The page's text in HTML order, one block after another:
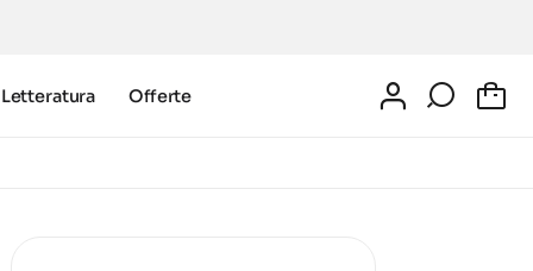
Letteratura Offerte